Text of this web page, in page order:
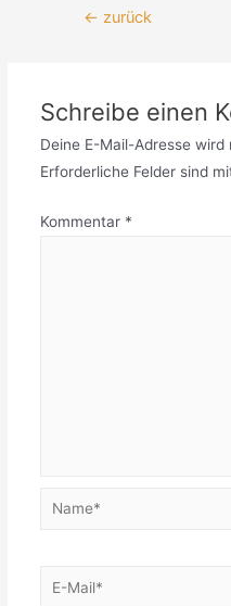
Beitragsnavigation
← zurück
Schreibe einen
Deine E-Mail-Adresse
Erforderliche Felder sind
Kommentar *
Name*
E-